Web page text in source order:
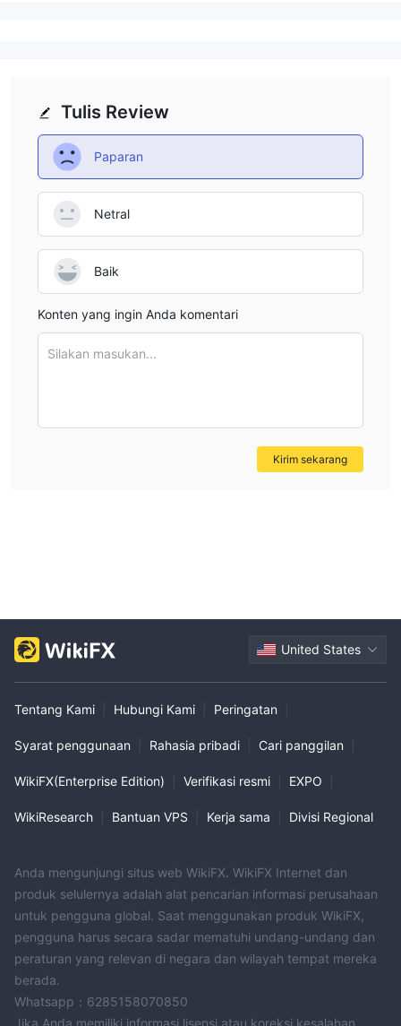
Tulis Review
Paparan
Netral
Baik
Konten yang ingin Anda komentari
Silakan masukan...
Kirim sekarang
United States
Tentang Kami Hubungi Kami Peringatan
Syarat penggunaan Rahasia pribadi Cari panggilan
WikiFX(Enterprise Edition) Verifikasi resmi EXPO
WikiResearch Bantuan VPS Kerja sama Divisi Regional
Anda mengunjungi situs web WikiFX. WikiFX Internet dan
produk selulernya adalah alat pencarian informasi perusahaan
untuk pengguna global. Saat menggunakan produk WikiFX,
pengguna harus secara sadar mematuhi undang-undang dan
peraturan yang relevan di negara dan wilayah tempat mereka
berada.
Whatsapp：6285158070850
Jika Anda memiliki informasi lisensi atau koreksi kesalahan